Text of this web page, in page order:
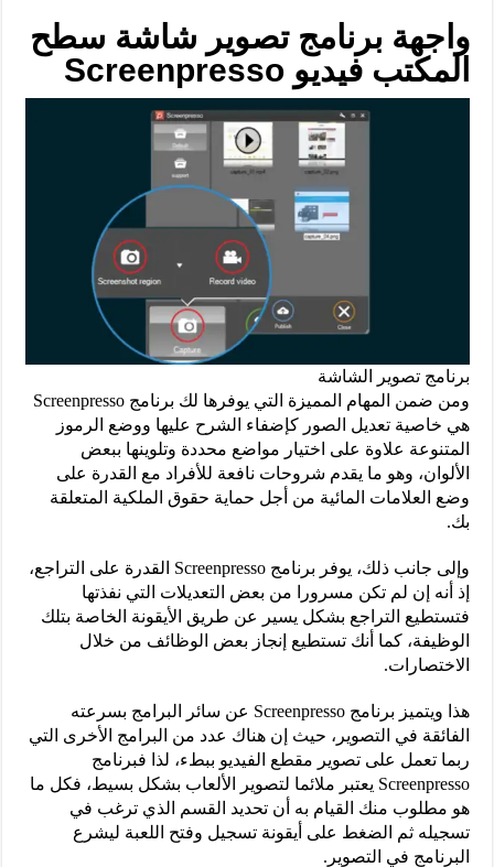
واجهة برنامج تصوير شاشة سطح
المكتب فيديو Screenpresso
برنامج تصوير الشاشة
ومن ضمن المهام المميزة التي يوفرها لك برنامج Screenpresso
هي خاصية تعديل الصور كإضفاء الشرح عليها ووضع الرموز
المتنوعة علاوة على اختيار مواضع محددة وتلوينها ببعض
الألوان، وهو ما يقدم شروحات نافعة للأفراد مع القدرة على
وضع العلامات المائية من أجل حماية حقوق الملكية المتعلقة
بك.
وإلى جانب ذلك، يوفر برنامج Screenpresso القدرة على التراجع،
إذ أنه إن لم تكن مسرورا من بعض التعديلات التي نفذتها
فتستطيع التراجع بشكل يسير عن طريق الأيقونة الخاصة بتلك
الوظيفة، كما أنك تستطيع إنجاز بعض الوظائف من خلال
الاختصارات.
هذا ويتميز برنامج Screenpresso عن سائر البرامج بسرعته
الفائقة في التصوير، حيث إن هناك عدد من البرامج الأخرى التي
ربما تعمل على تصوير مقطع الفيديو ببطء، لذا فبرنامج
Screenpresso يعتبر ملائما لتصوير الألعاب بشكل بسيط، فكل ما
هو مطلوب منك القيام به أن تحديد القسم الذي ترغب في
تسجيله ثم الضغط على أيقونة تسجيل وفتح اللعبة ليشرع
البرنامج في التصوير.